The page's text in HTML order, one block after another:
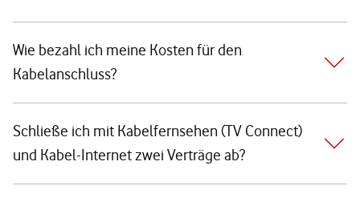
Wie bezahl ich meine Kosten für den
Kabelanschluss?
Schließe ich mit Kabelfernsehen (TV Connect)
und Kabel-Internet zwei Verträge ab?